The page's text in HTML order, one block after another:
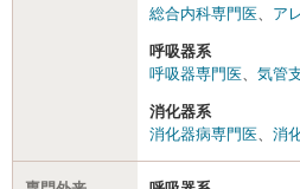
総合内科専門医、 ア
呼吸器系
呼吸器専門医、 気管
消化器系
消化器病専門医、 消